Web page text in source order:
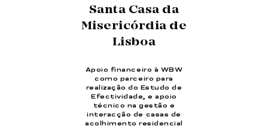
Santa Casa da
Misericórdia de
Lisboa
Apoio financeiro à WBW
como parceiro para
realização do Estudo de
Efectividade, e apoio
técnico na gestão e
interacção de casas de
acolhimento residencial